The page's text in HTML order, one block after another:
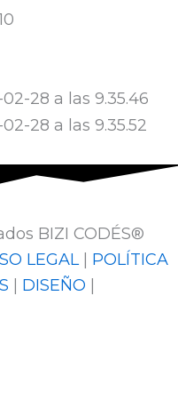
BIZI CODÉS®
LEGAL| POLÍTICA
| DISEÑO |